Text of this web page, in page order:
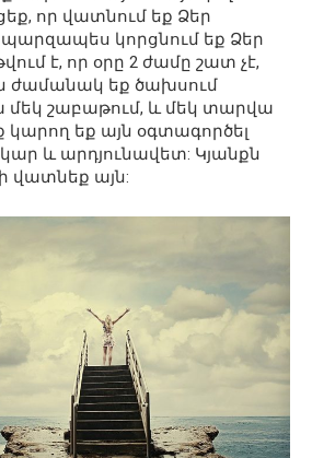
որ վատնում եք Ձեր
կորցնում եք Ձեր
է, որ օրը 2 ժամը շատ չէ,
ժամանակ եք ծախսում
շաբաթում, և մեկ տարվա
կարող եք այն օգտագործել
և արդյունավետ: Կյանքն
վատնեք այն: